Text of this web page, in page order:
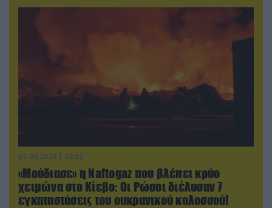
07.08.2026 | 23:02
«Μούδιασε» η Naftogaz που βλέπει κρύο
χειμώνα στο Κίεβο: Οι Ρώσοι διέλυσαν 7
εγκαταστάσεις του ουκρανικού κολοσσού!